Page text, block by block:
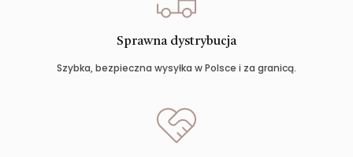
Sprawna dystrybucja
Szybka, bezpieczna wysyłka w Polsce i za granicą.